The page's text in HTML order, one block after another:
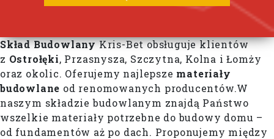
Skład BudowlanyKris-Bet obsługuje klientów
z Ostrołęki, Przasnysza, Szczytna, Kolna i Łomży
oraz okolic. Oferujemy najlepsze materiały
budowlane od renomowanych producentów. ​ W
naszym składzie budowlanym znajdą Państwo
wszelkie materiały potrzebne do budowy domu –
od fundamentów aż po dach. Proponujemy między